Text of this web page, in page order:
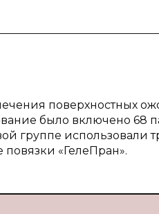
поверхностных
было включено 68
группе использовали
«ГелеПран».